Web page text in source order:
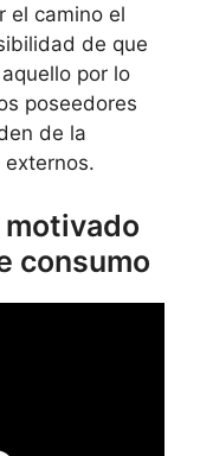
el camino el
de que
por lo
poseedores
de la
motivado
consumo